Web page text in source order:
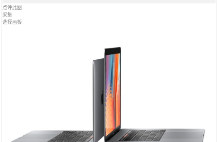
点评此图
采集
选择画板